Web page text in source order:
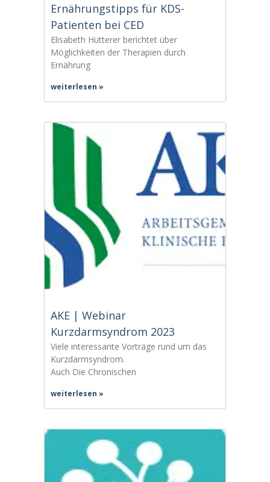
Ernährungstipps für KDS-
Patienten bei CED
Elisabeth Hütterer berichtet über
Möglichkeiten der Therapien durch
Ernährung
weiterlesen »
AKE | Webinar
Kurzdarmsyndrom 2023
Viele interessante Vorträge rund um das
Kurzdarmsyndrom.
Auch Die Chronischen
weiterlesen »